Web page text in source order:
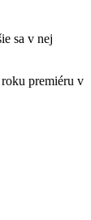
sa v nej
premiéru v